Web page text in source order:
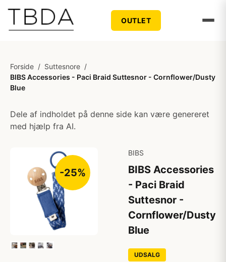
OUTLET
Forside / Suttesnore /
BIBS Accessories - Paci Braid Suttesnor - Cornflower/Dusty
Blue
Dele af indholdet på denne side kan være genereret
med hjælp fra AI.
-25%
BIBS
BIBS Accessories
- Paci Braid
Suttesnor -
Cornflower/Dusty
Blue
UDSALG